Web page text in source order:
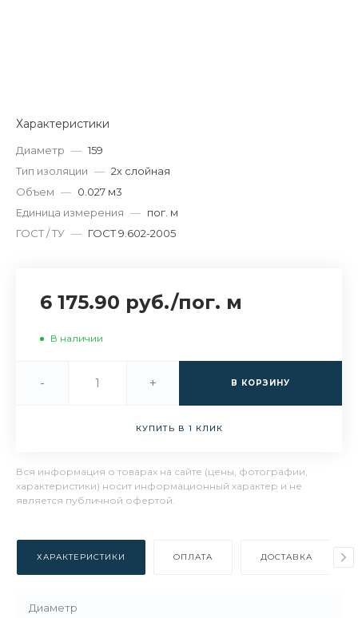
Характеристики
Диаметр — 159
Тип изоляции — 2х слойная
Объем — 0.027 м3
Единица измерения — пог. м
ГОСТ / ТУ — ГОСТ 9.602-2005
6 175.90 руб./пог. м
В наличии
- + В КОРЗИНУ
КУПИТЬ В 1 КЛИК
Вся информация о товарах на сайте (цены, фотографии,
характеристики) носит информационный характер и не
является публичной офертой.
ХАРАКТЕРИСТИКИ ОПЛАТА ДОСТАВКА
Диаметр